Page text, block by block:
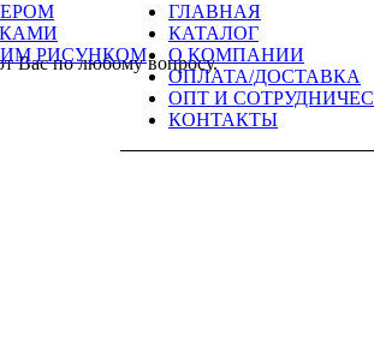
ГЛАВНАЯ
КАТАЛОГ
О КОМПАНИИ
ОПЛАТА/ДОСТАВКА
ОПТ И
КОНТАКТЫ
РИСУНКОМ
Вас по любому вопросу.